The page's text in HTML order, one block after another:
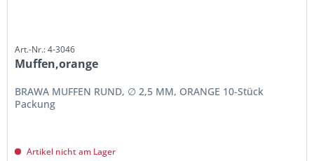
Art.-Nr.: 4-3046
Muffen,orange
BRAWA MUFFEN RUND, ∅ 2,5 MM, ORANGE 10-Stück
Packung
Artikel nicht am Lager